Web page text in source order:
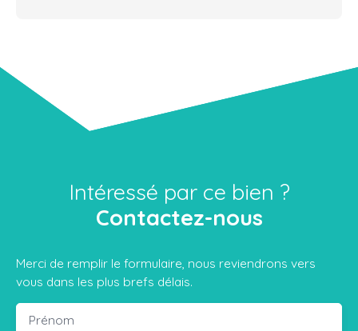
Intéressé par ce bien ?
Contactez-nous
Merci de remplir le formulaire, nous reviendrons vers
vous dans les plus brefs délais.
Prénom